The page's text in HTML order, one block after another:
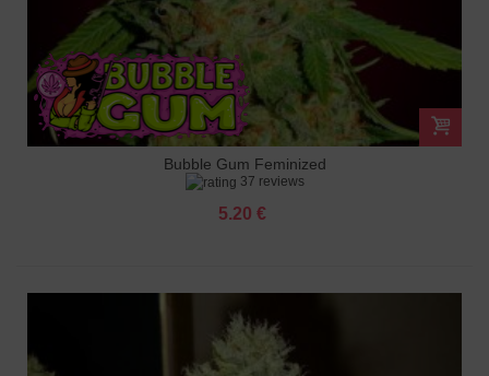
Bubble Gum Feminized
37 reviews
5.20 €